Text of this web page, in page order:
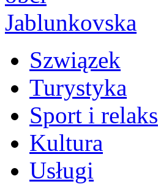
Szwiązek
Turystyka
Sport i relaks
Kultura
Usługi